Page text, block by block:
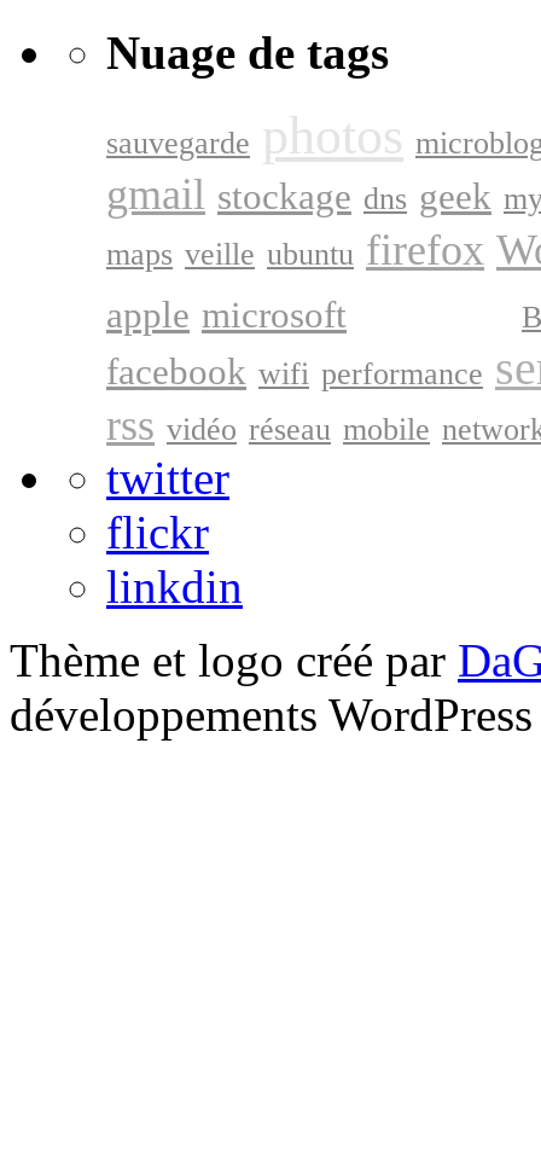
Nuage de tags
sauvegarde photos
gmail stockage dns geek
maps veille ubuntu firefox
apple microsoft
facebook wifi performance
rss vidéo réseau mobile
twitter
flickr
linkdin
Thème et logo créé par
développements